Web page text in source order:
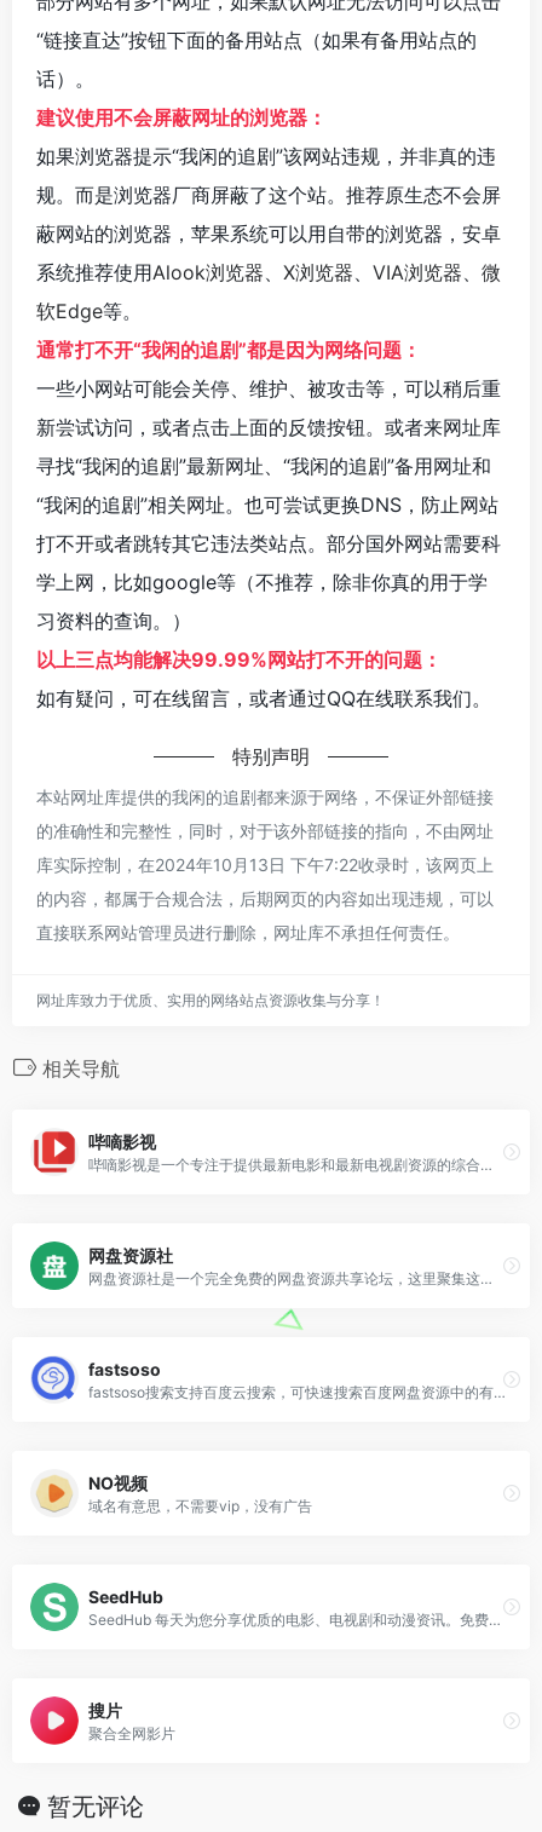
“链接直达”按钮下面的备用站点（如果有备用站点的
话）。
建议使用不会屏蔽网址的浏览器：
如果浏览器提示“我闲的追剧”该网站违规，并非真的违
规。而是浏览器厂商屏蔽了这个站。推荐原生态不会屏
蔽网站的浏览器，苹果系统可以用自带的浏览器，安卓
系统推荐使用Alook浏览器、 X浏览器、 VIA浏览器、 微
软Edge等。
通常打不开“我闲的追剧”都是因为网络问题：
一些小网站可能会关停、维护、被攻击等，可以稍后重
新尝试访问，或者点击上面的反馈按钮。或者来网址库
寻找“我闲的追剧”最新网址、“我闲的追剧”备用网址和
“我闲的追剧”相关网址。也可尝试更换DNS，防止网站
打不开或者跳转其它违法类站点。部分国外网站需要科
学上网，比如google等（不推荐，除非你真的用于学
习资料的查询。）
以上三点均能解决99.99%网站打不开的问题：
如有疑问，可在线留言，或者通过QQ在线联系我们。
特别声明
本站网址库提供的我闲的追剧都来源于网络，不保证外部链接
的准确性和完整性，同时，对于该外部链接的指向，不由网址
库实际控制，在2024年10月13日 下午7:22收录时，该网页上
的内容，都属于合规合法，后期网页的内容如出现违规，可以
直接联系网站管理员进行删除，网址库不承担任何责任。
网址库致力于优质、实用的网络站点资源收集与分享！
相关导航
哔嘀影视
哔嘀影视是一个专注于提供最新电影和最新电视剧资源的综合性网站，在哔嘀影视上，用户可以轻松找到最新上映的电影和正在热播的电视剧，同时还可以获取相关的剧集和电影的详细信息、演员阵容、剧情介绍等。无论是追求最新资源的影迷，还是希望及时了解热门影视剧动态的观众，都能在哔嘀影视中找到满足
网盘资源社
网盘资源社是一个完全免费的网盘资源共享论坛，这里聚集这众多网盘与影视爱好者，本站拥有大量高质量4K影视与众多各类资源板块
fastsoso
fastsoso搜索支持百度云搜索，可快速搜索百度网盘资源中的有效连接，自动识别无效的百度云网盘资源，每天更新海量资源。
NO视频
域名有意思，不需要vip，没有广告
SeedHub
SeedHub 每天为您分享优质的电影、电视剧和动漫资讯。免费分享，无需注册，更新及时，我们致力打造最好的影视资讯分享站！
搜片
聚合全网影片
暂无评论